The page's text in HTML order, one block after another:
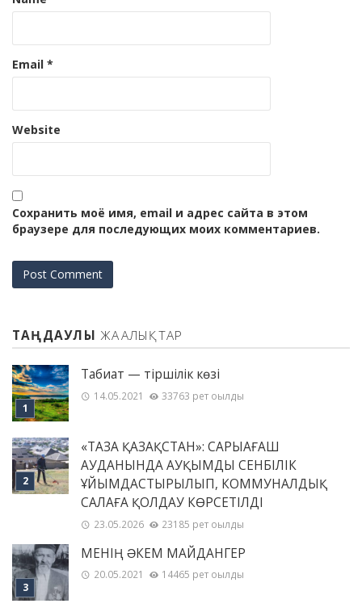
Email *
Website
Сохранить моё имя, email и адрес сайта в этом
браузере для последующих моих комментариев.
ТАҢДАУЛЫ ЖАҢАЛЫҚТАР
Табиғат — тіршілік көзі
14.05.2021 33763 рет оқылды
«ТАЗА ҚАЗАҚСТАН»: САРЫАҒАШ
АУДАНЫНДА АУҚЫМДЫ СЕНБІЛІК
ҰЙЫМДАСТЫРЫЛЫП, КОММУНАЛДЫҚ
САЛАҒА ҚОЛДАУ КӨРСЕТІЛДІ
23.05.2026 23185 рет оқылды
МЕНІҢ ƏКЕМ МАЙДАНГЕР
20.05.2021 14465 рет оқылды